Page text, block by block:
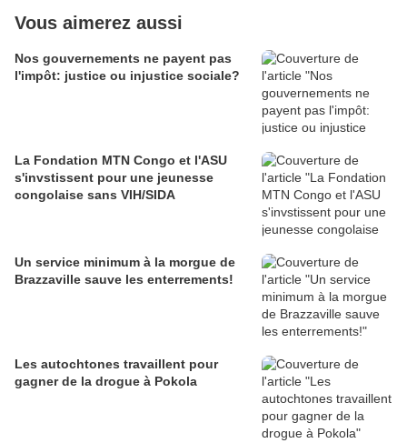
Vous aimerez aussi
Nos gouvernements ne payent pas
l'impôt: justice ou injustice sociale?
La Fondation MTN Congo et l'ASU
s'invstissent pour une jeunesse
congolaise sans VIH/SIDA
Un service minimum à la morgue de
Brazzaville sauve les enterrements!
Les autochtones travaillent pour
gagner de la drogue à Pokola